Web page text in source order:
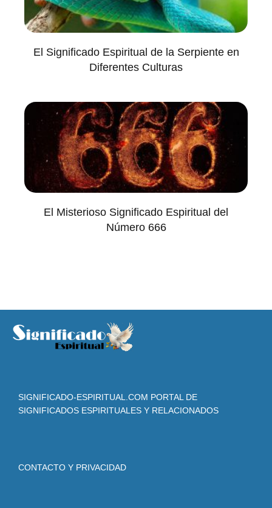
El Significado Espiritual de la Serpiente en
Diferentes Culturas
El Misterioso Significado Espiritual del
Número 666
SIGNIFICADO-ESPIRITUAL.COM PORTAL DE
SIGNIFICADOS ESPIRITUALES Y RELACIONADOS
CONTACTO Y PRIVACIDAD